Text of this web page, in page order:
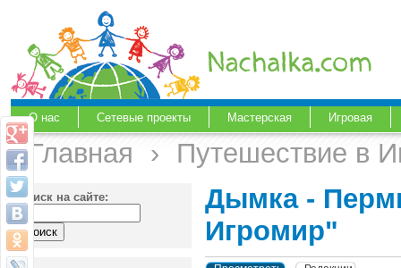
О нас Сетевые проекты Мастерская Игровая
Главная › Путешествие в
Поиск на сайте:
Дымка -
Игромир"